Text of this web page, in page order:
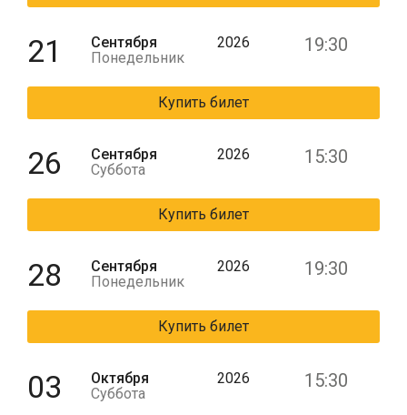
21
Сентября
Понедельник
2026 19:30
Купить билет
26
Сентября
Суббота
2026 15:30
Купить билет
28
Сентября
Понедельник
2026 19:30
Купить билет
03
Октября
Суббота
2026 15:30